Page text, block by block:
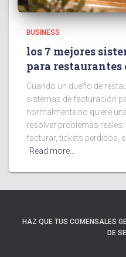
BUSINESS
los 7 mejores
para restaurantes
Cuando un dueño de
sistemas de facturación
normalmente no quiere
resolver problemas
facturar, tickets perdidos,
Read more…
HAZ QUE TUS COMENSALES
DE